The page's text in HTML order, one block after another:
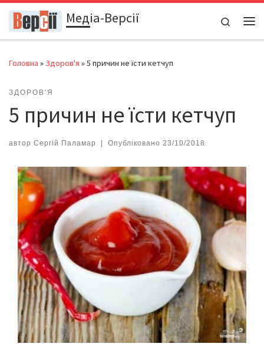
Перейти до вмістуМедіа-Версії
Search
Головна » Здоров'я »5 причин не їсти кетчуп
ЗДОРОВ'Я
5 причин не їсти кетчуп
автор Сергій Паламар | Опубліковано 23/10/2018